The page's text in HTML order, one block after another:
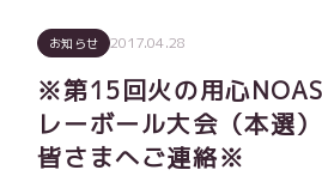
お知らせ 2017.04.28
※第15回火の用心
レーボール大会（本選
皆さまへご連絡※